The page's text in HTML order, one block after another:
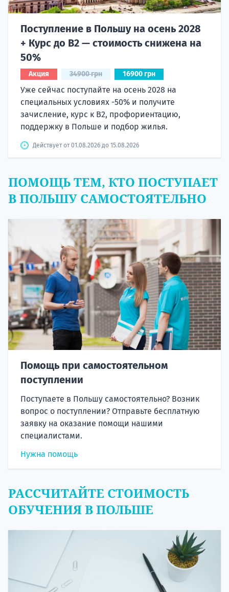
Поступление в Польшу на осень 2028
+ Курс до B2 — стоимость снижена на
50%
Акция 34900 грн 16900 грн
Уже сейчас поступайте на осень 2028 на
специальных условиях -50% и получите
зачисление, курс к B2, профориентацию,
поддержку в Польше и подбор жилья.
Действует от 01.08.2026 до 15.08.2026
ПОМОЩЬ ТЕМ, КТО ПОСТУПАЕТ
В ПОЛЬШУ САМОСТОЯТЕЛЬНО
Помощь при самостоятельном
поступлении
Поступаете в Польшу самостоятельно? Возник
вопрос о поступлении? Отправьте бесплатную
заявку на оказание помощи нашими
специалистами.
Нужна помощь
РАССЧИТАЙТЕ СТОИМОСТЬ
ОБУЧЕНИЯ В ПОЛЬШЕ